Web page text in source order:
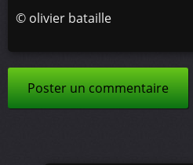
© olivier bataille
Poster un commentaire